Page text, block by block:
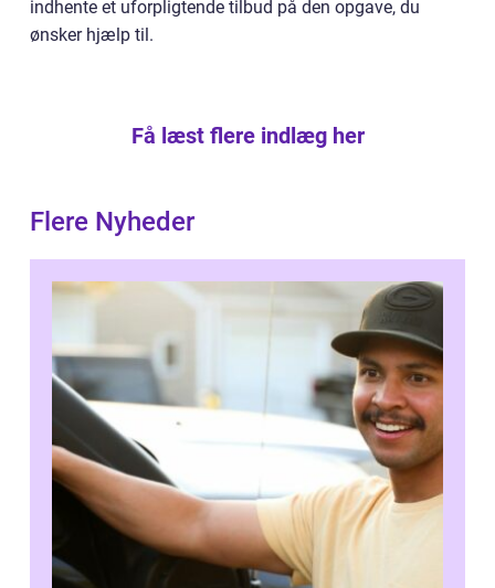
indhente et uforpligtende tilbud på den opgave, du
ønsker hjælp til.
Få læst flere indlæg her
Flere Nyheder